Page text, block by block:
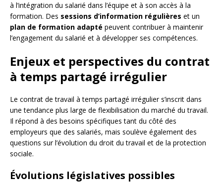
à l’intégration du salarié dans l’équipe et à son accès à la
formation. Des sessions d’information régulières et un
plan de formation adapté peuvent contribuer à maintenir
l’engagement du salarié et à développer ses compétences.
Enjeux et perspectives du contrat
à temps partagé irrégulier
Le contrat de travail à temps partagé irrégulier s’inscrit dans
une tendance plus large de flexibilisation du marché du travail.
Il répond à des besoins spécifiques tant du côté des
employeurs que des salariés, mais soulève également des
questions sur l’évolution du droit du travail et de la protection
sociale.
Évolutions législatives possibles